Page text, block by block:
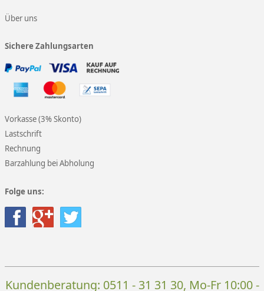
Über uns
Sichere Zahlungsarten
Vorkasse (3% Skonto)
Lastschrift
Rechnung
Barzahlung bei Abholung
Folge uns:
Kundenberatung: 0511 - 31 31 30, Mo-Fr 10:00 -